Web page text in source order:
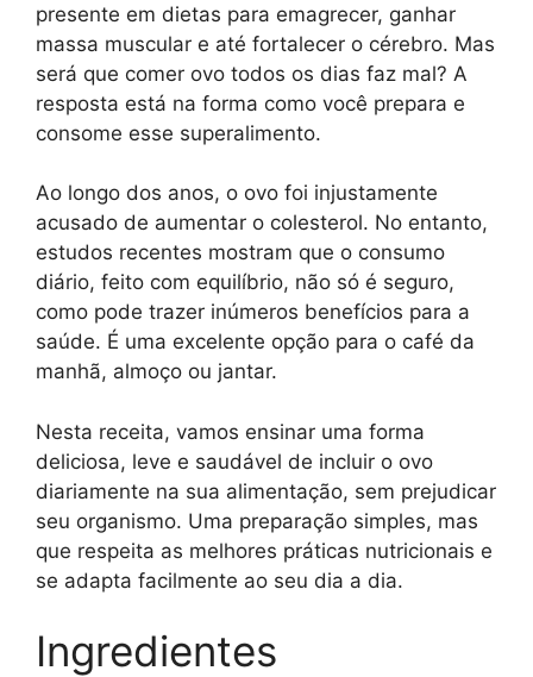
presente em dietas para emagrecer, ganhar
massa muscular e até fortalecer o cérebro. Mas
será que comer ovo todos os dias faz mal? A
resposta está na forma como você prepara e
consome esse superalimento.
Ao longo dos anos, o ovo foi injustamente
acusado de aumentar o colesterol. No entanto,
estudos recentes mostram que o consumo
diário, feito com equilíbrio, não só é seguro,
como pode trazer inúmeros benefícios para a
saúde. É uma excelente opção para o café da
manhã, almoço ou jantar.
Nesta receita, vamos ensinar uma forma
deliciosa, leve e saudável de incluir o ovo
diariamente na sua alimentação, sem prejudicar
seu organismo. Uma preparação simples, mas
que respeita as melhores práticas nutricionais e
se adapta facilmente ao seu dia a dia.
Ingredientes